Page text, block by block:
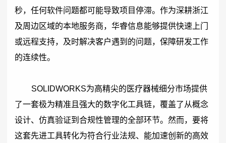
秒，任何软件问题都可能导致项目停滞。作为深耕浙江
及周边区域的本地服务商，华睿信息能够提供快速上门
或远程支持，及时解决客户遇到的问题，保障研发工作
的连续性。
SOLIDWORKS为高精尖的医疗器械细分市场提供
了一套极为精准且强大的数字化工具链，覆盖了从概念
设计、仿真验证到合规性管理的全部环节。然而，要将
这套先进工具转化为符合行业法规、能加速创新的高效